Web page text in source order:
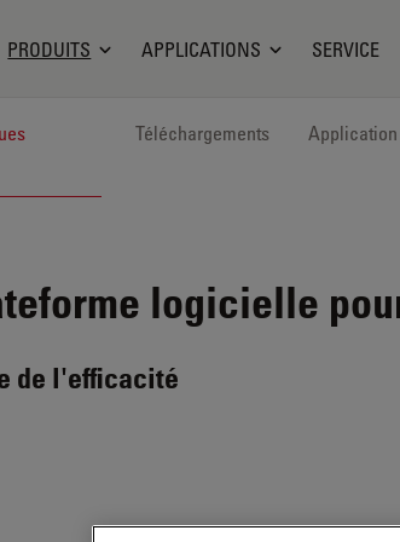
PRODUITS APPLICATIONS SERVICE
Téléchargements Application
logicielle
de l'efficacité